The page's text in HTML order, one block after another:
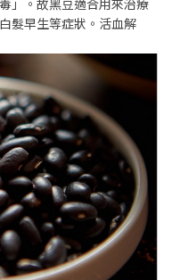
」。故黑豆適合用來治療
髮早生等症狀。活血解